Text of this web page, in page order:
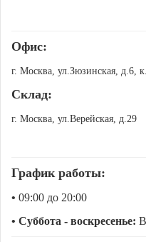
Офис:
г. Москва, ул.Зюзинская, д.6,
Склад:
г. Москва, ул.Верейская, д.29
График работы:
• 09:00 до 20:00
• Суббота - воскресенье: